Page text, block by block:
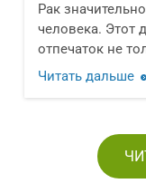
Рак
человека. Этот
отпечаток не
Читать дальше